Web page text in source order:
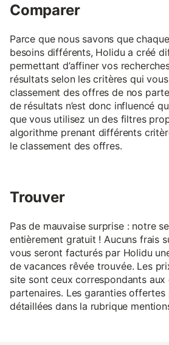
Comparer
Parce que nous savons que
besoins différents, Holidu a créé
permettant d’affiner vos
résultats selon les critères qui
classement des offres de nos
de résultats n’est donc influencé
que vous utilisez un des filtres
algorithme prenant différents
le classement des offres.
Trouver
Pas de mauvaise surprise : notre
entièrement gratuit ! Aucuns frais
vous seront facturés par Holidu
de vacances rêvée trouvée. Les
site sont ceux correspondants
partenaires. Les garanties
détaillées dans la rubrique